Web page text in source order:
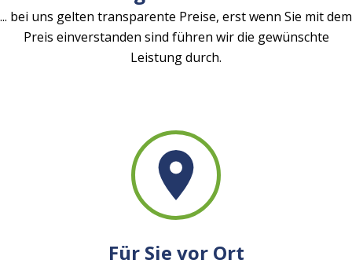
... bei uns gelten transparente Preise, erst wenn Sie mit dem
Preis einverstanden sind führen wir die gewünschte
Leistung durch.
Für Sie vor Ort